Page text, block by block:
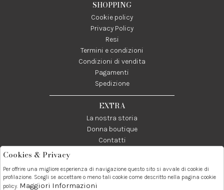
SHOPPING
Cookie policy
Privacy Policy
Resi
Termini e condizioni
Condizioni di vendita
Pagamenti
Spedizione
EXTRA
La nostra storia
Donna boutique
Contatti
Telefono:
089237858
Whatsapp:
3338855601
Contatti:
info@donna1981.it
Cookies & Privacy
Per offrire una migliore esperienza di navigazione questo sito si avvale di cookie di
profilazione. Scegli se accettare o meno tali cookie come descritto nella pagina cookie
policy. Maggiori Informazioni